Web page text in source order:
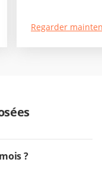
Regarder
?